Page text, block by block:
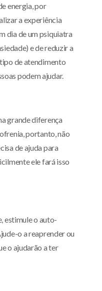
energia, por
a experiência
dia de um psiquiatra
e de reduzir a
de atendimento
podem ajudar.
grande diferença
portanto, não
de ajuda para
ele fará isso
estimule o auto-
o a reaprender ou
o ajudarão a ter